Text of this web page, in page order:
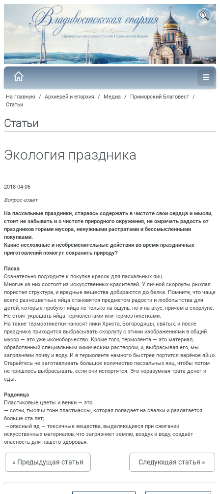
На главную / Архиерей и епархия / Медиа / Приморский Благовест /
Статьи
Статьи
Экология праздника
2018-04-06
Вопрос-ответ
На пасхальные праздники, стараясь содержать в чистоте свои сердца и мысли,
стоит не забывать и о чистоте природного окружения, не омрачать радость от
праздников горами мусора, ненужными растратами и бессмысленными
покупками.
Какие несложные и необременительные действия во время праздничных
приготовлений помогут сохранить природу?
Пасха
Сознательно подходите к покупке красок для пасхальных яиц.
Многие из них состоят из искусственных красителей. У яичной скорлупы рыхлая
пористая структура, и вредные вещества добираются до белка. Помните, что чаще
всего разноцветные яйца становятся предметом радости и любопытства для
детей, которые пробуют яйца не только на ощупь, но и на вкус, причём в скорлупе.
Не стоит украшать яйца термолентами или термоэтикетками.
На такие термоэтикетки наносят лики Христа, Богородицы, святых, и после
праздника приходится выбрасывать скорлупу с этими изображениями в общий
мусор — это уже иконоборчество. Кроме того, термолента — это материал,
обработанный специальным химическим раствором, и, выбрасывая его, мы
загрязняем почву и воду. И в термоленте намного быстрее портится варёное яйцо.
Старайтесь не заготавливать большое количество пасхальных яиц, чтобы потом
не пришлось выбрасывать, если они испортятся. Это неразумная трата денег и
еды.
Радоница
Пластиковые цветы и венки — это:
— сотни, тысячи тонн пластмассы, которая попадает на свалки и разлагается
больше ста лет;
—опасный яд — токсичные вещества, выделяющиеся при сжигании
искусственных материалов, что загрязняет землю, воздух и воду, создаёт
опасность для нашего здоровья.
« Предыдущая статья Следующая статья »